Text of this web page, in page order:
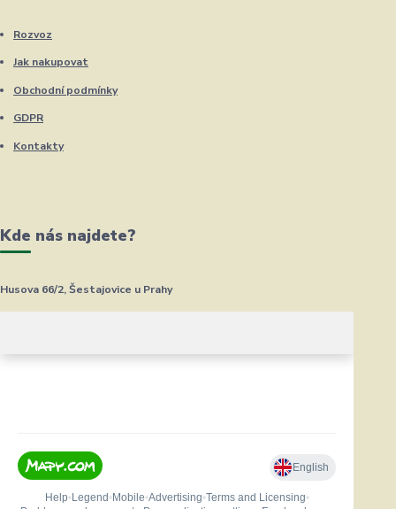
Rozvoz
Jak nakupovat
Obchodní podmínky
GDPR
Kontakty
Kde nás najdete?
Husova 66/2, Šestajovice u Prahy